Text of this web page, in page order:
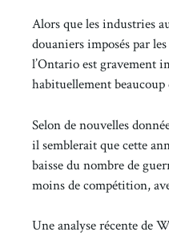
Alors que les industries
douaniers imposés par
l’Ontario est gravement
habituellement
Selon de nouvelles
il semblerait que cette
baisse du nombre de
moins de compétition,
Une analyse récente de